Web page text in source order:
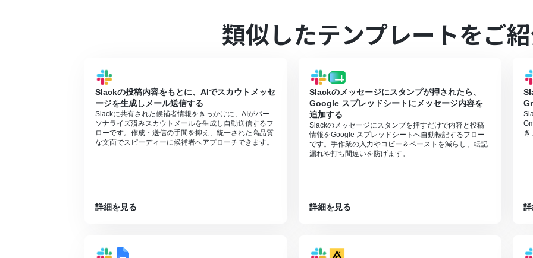
SlackとRedditのそれぞれとYoomを連携してください。
要約機能はミニプラン以上でご利用いただけるアプリとなっております。フリープラン・パーソナルプランの場
ータコネクトはエラーとなりますので、ご注意ください。
象のアプリを使用することができます。
類似したテンプレートをご
Slackの投稿内容をもとに、AIでスカウトメッセ
ージを生成しメール送信する
Slackに共有された候補者情報をきっかけに、AIがパー
ソナライズ済みスカウトメールを生成し自動送信するフ
ローです。作成・送信の手間を抑え、統一された高品質
な文面でスピーディーに候補者へアプローチできます。
詳細を見る
Slackのメッセージにスタンプが押されたら、
Google スプレッドシートにメッセージ内容を
追加する
Slackのメッセージにスタンプを押すだけで内容と投稿
情報をGoogle スプレッドシートへ自動転記するフロー
です。手作業の入力やコピー＆ペーストを減らし、転記
漏れや打ち間違いを防げます。
詳細を見る
き